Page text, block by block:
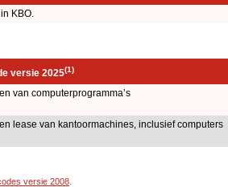
KBO.
versie 2025(1)
van computerprogramma’s
lease van kantoormachines, inclusief computers
versie 2008